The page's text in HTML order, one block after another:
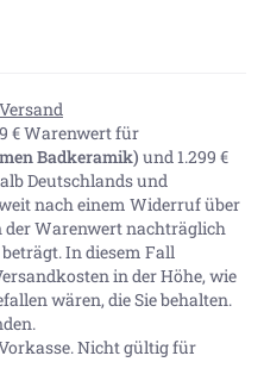
€ Warenwert für
Badkeramik) und 1.299 €
Deutschlands und
nach einem Widerruf über
der Warenwert nachträglich
beträgt. In diesem Fall
in der Höhe, wie
wären, die Sie behalten.
Nicht gültig für